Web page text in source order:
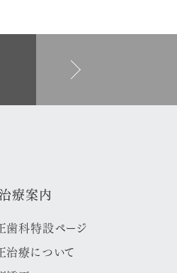
療案内
歯科特設ページ
治療について